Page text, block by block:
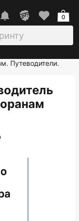
0
Путеводители.